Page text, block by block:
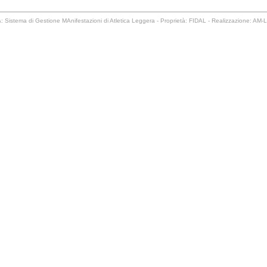
Sistema di Gestione MAnifestazioni di Atletica Leggera - Proprietà: FIDAL - Realizzazione: AM-